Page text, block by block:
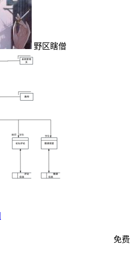
野区瞎僧
免费